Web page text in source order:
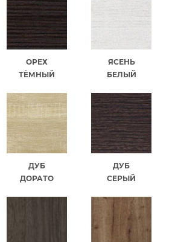
ОРЕХ
ТЁМНЫЙ
ЯСЕНЬ
БЕЛЫЙ
ДУБ
ДОРАТО
ДУБ
СЕРЫЙ